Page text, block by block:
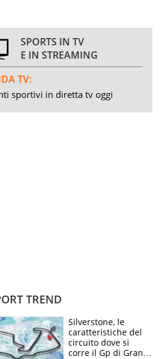
SPORTS IN TV
E IN STREAMING
TV:
sportivi in diretta tv oggi
TREND
Silverstone, le
caratteristiche del
circuito dove si
corre il Gp di Gran